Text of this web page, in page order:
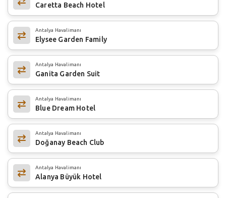
Caretta Beach Hotel
Antalya Havalimanı
Elysee Garden Family
Antalya Havalimanı
Ganita Garden Suit
Antalya Havalimanı
Blue Dream Hotel
Antalya Havalimanı
Doğanay Beach Club
Antalya Havalimanı
Alanya Büyük Hotel